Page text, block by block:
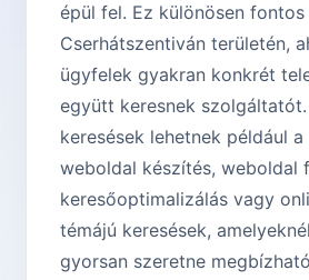
épül fel. Ez különösen fontos
Cserhátszentiván területén,
ügyfelek gyakran konkrét
együtt keresnek szolgáltatót.
keresések lehetnek például a
weboldal készítés, weboldal
keresőoptimalizálás vagy
témájú keresések,
gyorsan szeretne